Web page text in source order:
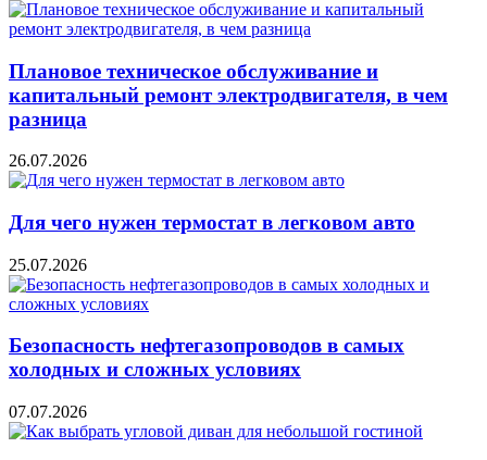
Плановое техническое обслуживание и
капитальный ремонт электродвигателя, в чем
разница
26.07.2026
Для чего нужен термостат в легковом авто
25.07.2026
Безопасность нефтегазопроводов в самых
холодных и сложных условиях
07.07.2026